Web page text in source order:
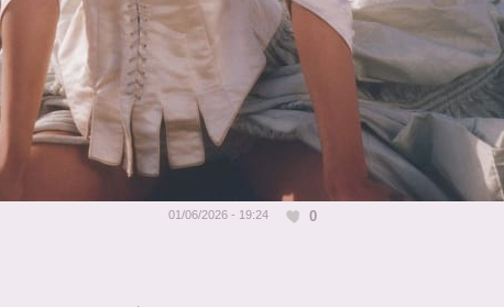
01/06/2026 - 19:24 0